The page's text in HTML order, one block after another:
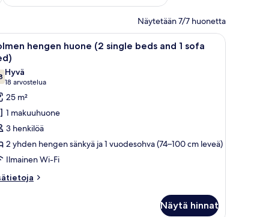
Näytetään 7/7 huonetta
on lamput ja ruukkukasveja.
pöytä, lamppu, ikkuna, jossa on verhot, ja värikäs abstrakti maalaus
Parivuode tummalla päätyosalla, kaksi
11
hengen huone (2 single beds and 1 sofa
kautta 10
Hyvä
18 arvostelua
(18
arvostelua)
25 m²
1 makuuhuone
3 henkilöä
2 yhden hengen sänkyä ja 1 vuodesohva (74–100 cm leveä)
Ilmainen Wi-Fi
Näytä hinnat